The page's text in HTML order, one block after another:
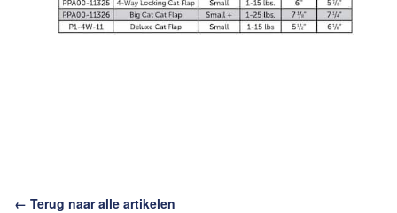
← Terug naar alle artikelen